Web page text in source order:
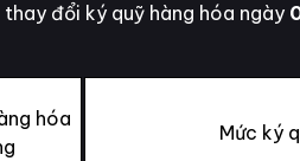
đổi ký quỹ hàng hóa ngày
hóa
Mức ký